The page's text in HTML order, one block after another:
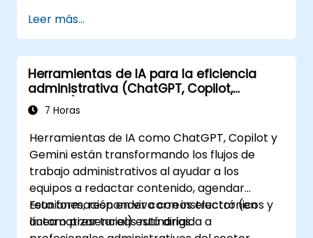
Leer más...
Herramientas de IA para la eficiencia
administrativa (ChatGPT, Copilot,
Gemini)
7 Horas
Herramientas de IA como ChatGPT, Copilot y
Gemini están transformando los flujos de
trabajo administrativos al ayudar a los
equipos a redactar contenido, agendar
reuniones, responder correos electrónicos y
automatizar tareas rutinarias.
Esta formación en vivo con instructor (en
línea o presencial) está dirigida a